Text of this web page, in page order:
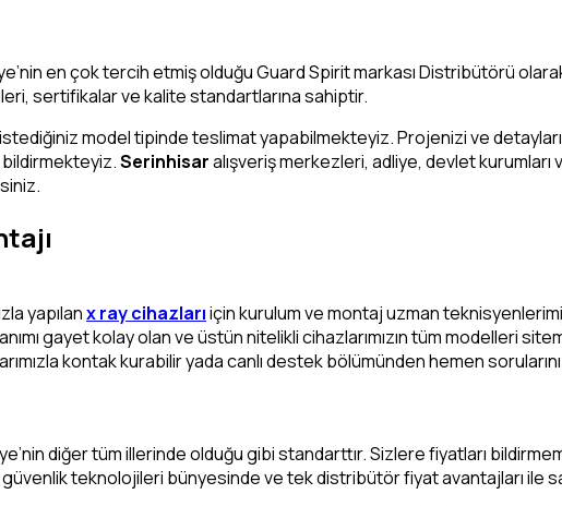
en çok tercih etmiş olduğu Guard Spirit markası Distribütörü
sertifikalar ve kalite standartlarına sahiptir.
model tipinde teslimat yapabilmekteyiz. Projenizi ve
Serinhisaralışveriş merkezleri, adliye, devlet kurumları
yapılanx ray cihazlarıiçin kurulum ve montaj uzman
gayet kolay olan ve üstün nitelikli cihazlarımızın tüm modelleri
kontak kurabilir yada canlı destek bölümünden hemen
diğer tüm illerinde olduğu gibi standarttır. Sizlere fiyatları
teknolojileri bünyesinde ve tek distribütör fiyat avantajları ile